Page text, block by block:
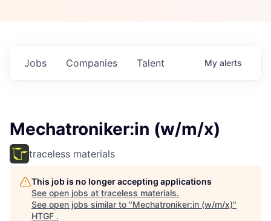
Jobs Companies Talent My alerts
Mechatroniker:in (w/m/x)
traceless materials
This job is no longer accepting applications
See open jobs at traceless materials.
See open jobs similar to "Mechatroniker:in (w/m/x)"
HTGF .